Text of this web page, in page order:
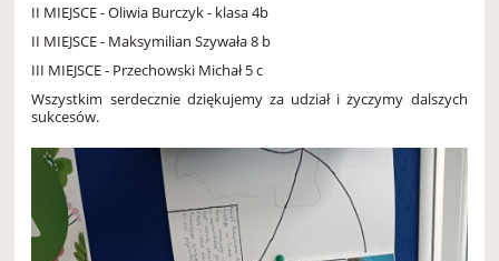
II MIEJSCE - Oliwia Burczyk - klasa 4b
II MIEJSCE - Maksymilian Szywała 8 b
III MIEJSCE - Przechowski Michał 5 c
Wszystkim serdecznie dziękujemy za udział i życzymy dalszych
sukcesów.